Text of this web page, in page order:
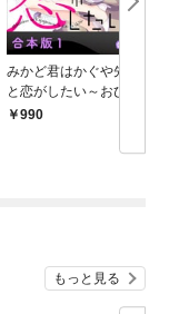
みかど君はかぐや先生
と恋がしたい～おひと
り様、俺で終わりにし
990
もっと見る